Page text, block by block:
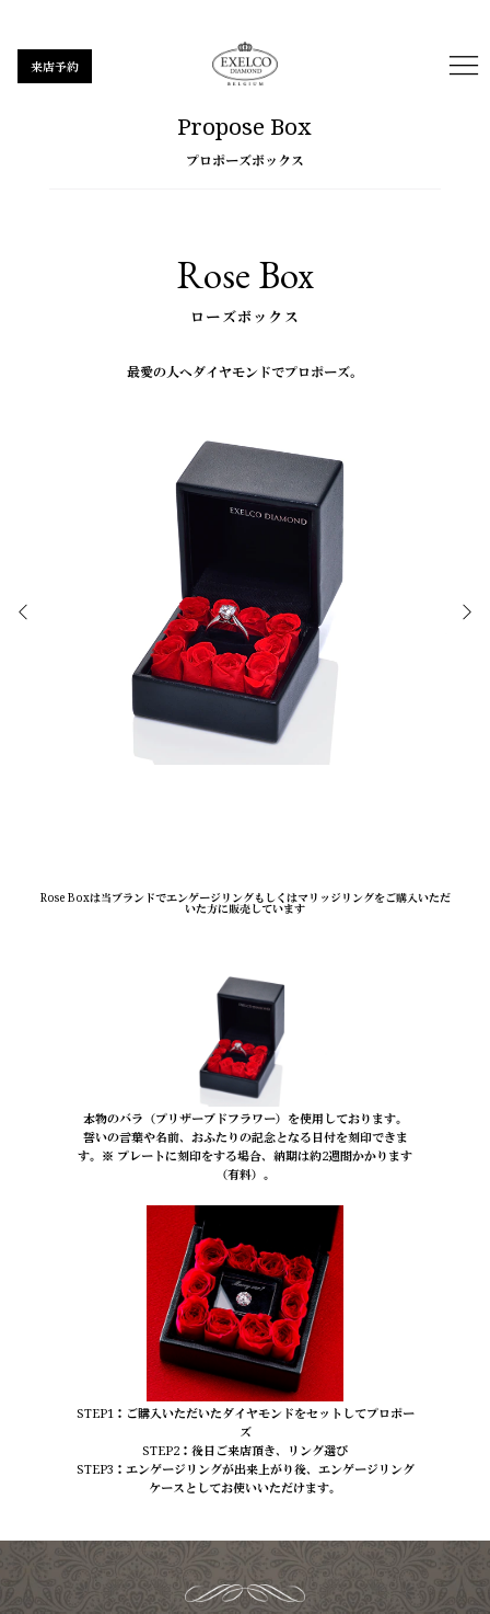
Propose Box
プロポーズボックス
Rose Box
ローズボックス
最愛の人へダイヤモンドでプロポーズ。
Rose Boxは当ブランドでエンゲージリングもしくはマリッジリングをご購入いただ
いた方に販売しています
本物のバラ（プリザーブドフラワー）を使用しております。
誓いの言葉や名前、おふたりの記念となる日付を刻印できま
す。※ プレートに刻印をする場合、納期は約2週間かかります
（有料）。
STEP1：ご購入いただいたダイヤモンドをセットしてプロポー
ズ
STEP2：後日ご来店頂き、リング選び
STEP3：エンゲージリングが出来上がり後、エンゲージリング
ケースとしてお使いいただけます。
来店予約